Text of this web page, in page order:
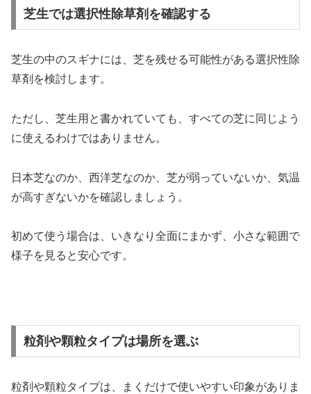
芝生では選択性除草剤を確認する
芝生の中のスギナには、芝を残せる可能性がある選択性除
草剤を検討します。
ただし、芝生用と書かれていても、すべての芝に同じよう
に使えるわけではありません。
日本芝なのか、西洋芝なのか、芝が弱っていないか、気温
が高すぎないかを確認しましょう。
初めて使う場合は、いきなり全面にまかず、小さな範囲で
様子を見ると安心です。
粒剤や顆粒タイプは場所を選ぶ
粒剤や顆粒タイプは、まくだけで使いやすい印象がありま